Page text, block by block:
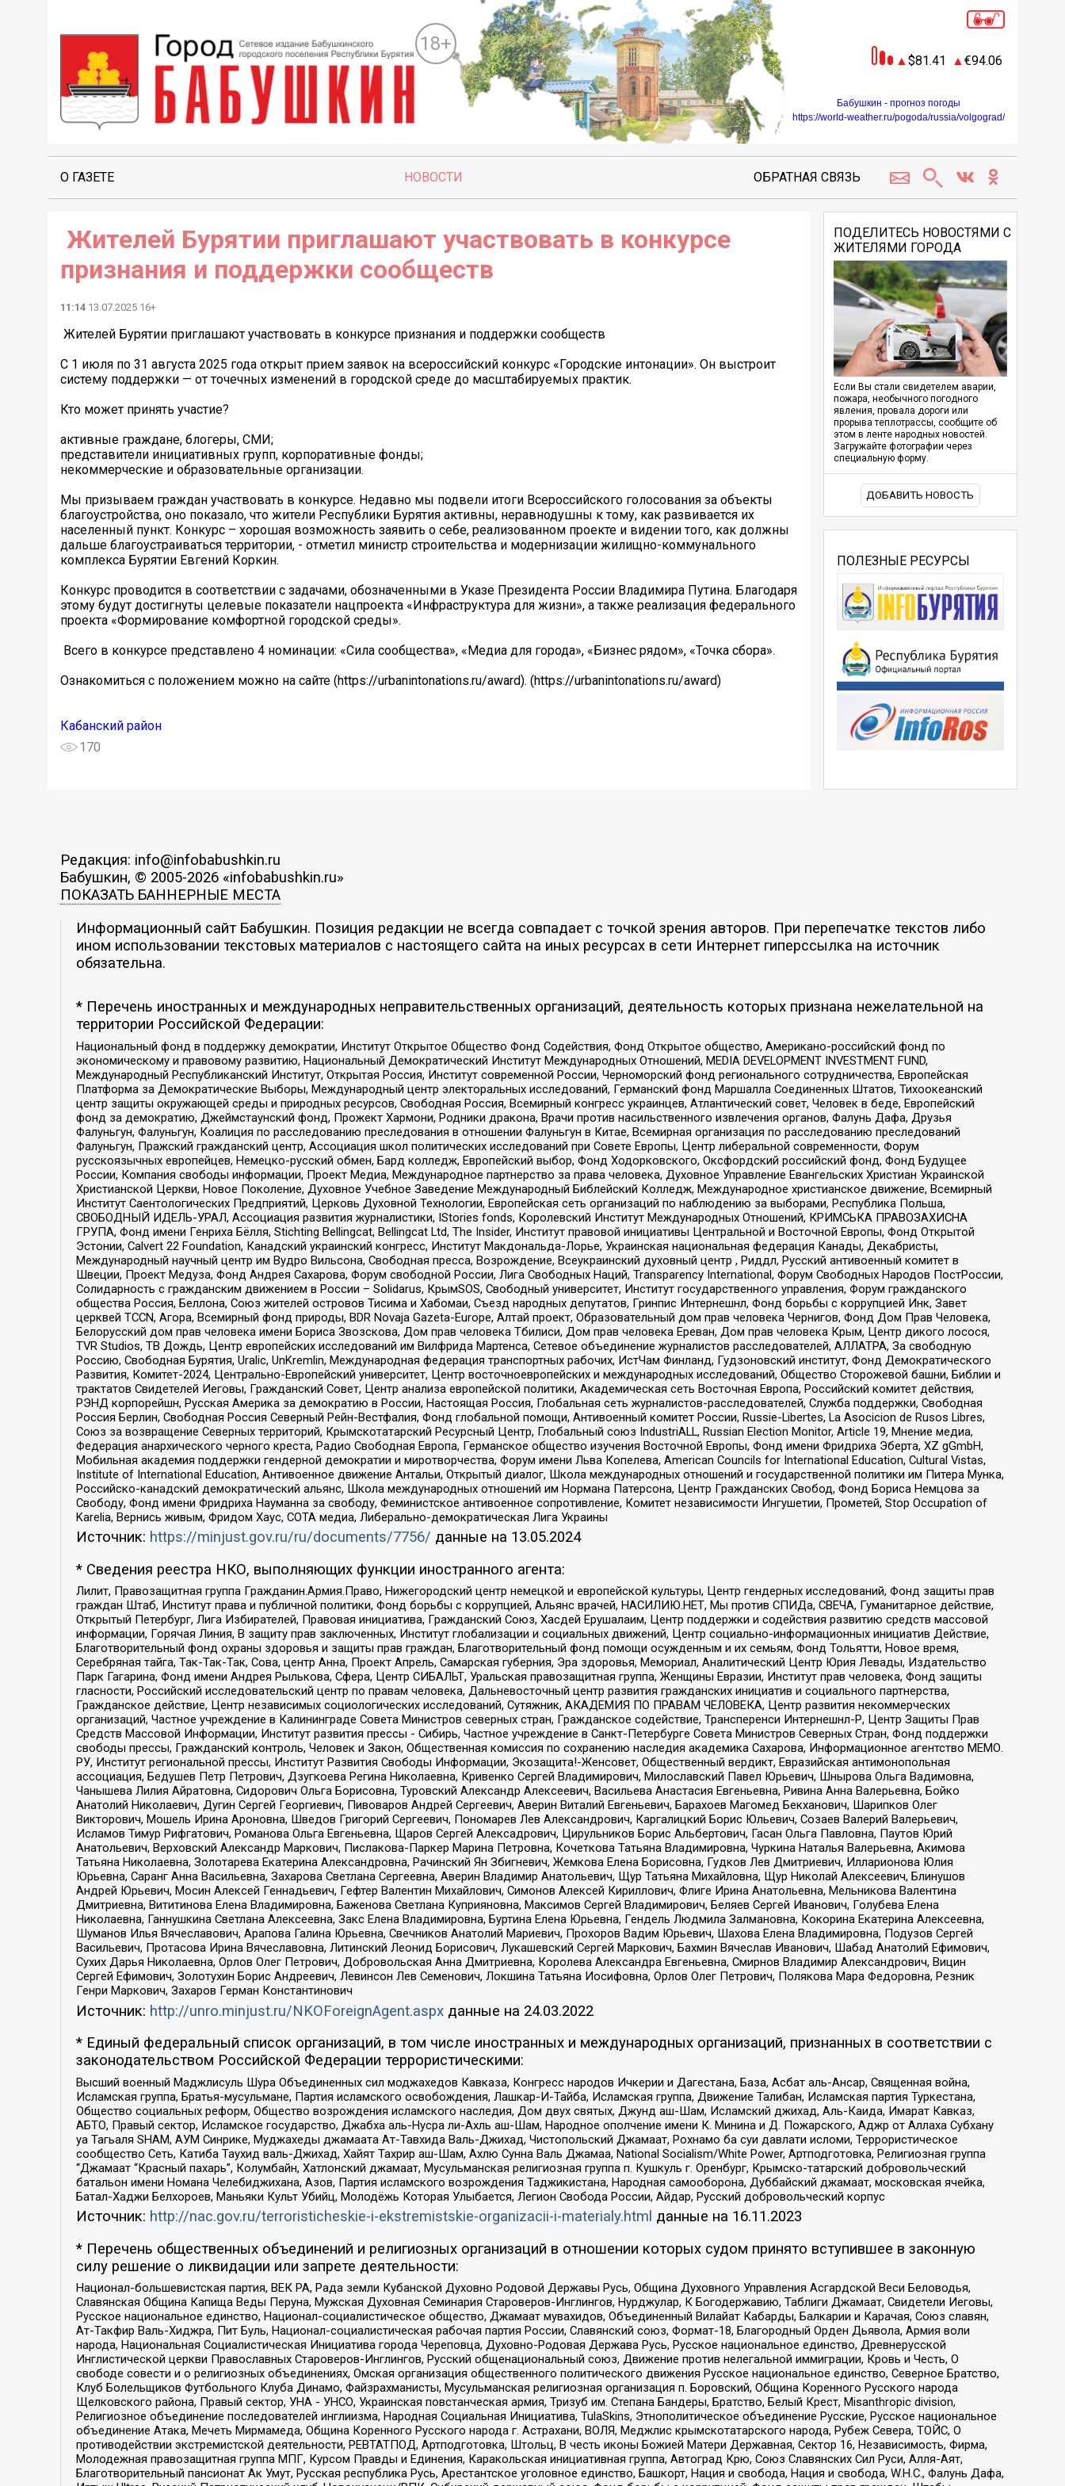
18+
81.41 94.06
Бабушкин - прогноз погоды
https://world-weather.ru/pogoda/russia/volgograd/
О ГАЗЕТЕ НОВОСТИ ОБРАТНАЯ СВЯЗЬ
️ Жителей Бурятии приглашают участвовать в конкурсе
признания и поддержки сообществ
11:14 13.07.2025 16+
️ Жителей Бурятии приглашают участвовать в конкурсе признания и поддержки сообществ
С 1 июля по 31 августа 2025 года открыт прием заявок на всероссийский конкурс «Городские интонации». Он выстроит
систему поддержки — от точечных изменений в городской среде до масштабируемых практик.
Кто может принять участие?
активные граждане, блогеры, СМИ;
представители инициативных групп, корпоративные фонды;
некоммерческие и образовательные организации.
Мы призываем граждан участвовать в конкурсе. Недавно мы подвели итоги Всероссийского голосования за объекты
благоустройства, оно показало, что жители Республики Бурятия активны, неравнодушны к тому, как развивается их
населенный пункт. Конкурс – хорошая возможность заявить о себе, реализованном проекте и видении того, как должны
дальше благоустраиваться территории, - отметил министр строительства и модернизации жилищно-коммунального
комплекса Бурятии Евгений Коркин.
Конкурс проводится в соответствии с задачами, обозначенными в Указе Президента России Владимира Путина. Благодаря
этому будут достигнуты целевые показатели нацпроекта «Инфраструктура для жизни», а также реализация федерального
проекта «Формирование комфортной городской среды».
️ Всего в конкурсе представлено 4 номинации: «Сила сообщества», «Медиа для города», «Бизнес рядом», «Точка сбора».
Ознакомиться с положением можно на сайте (https://urbanintonations.ru/award). (https://urbanintonations.ru/award)
Кабанский район
170
ПОДЕЛИТЕСЬ НОВОСТЯМИ С
ЖИТЕЛЯМИ ГОРОДА
Если Вы стали свидетелем аварии,
пожара, необычного погодного
явления, провала дороги или
прорыва теплотрассы, сообщите об
этом в ленте народных новостей.
Загружайте фотографии через
специальную форму.
ДОБАВИТЬ НОВОСТЬ
ПОЛЕЗНЫЕ РЕСУРСЫ
Редакция: info@infobabushkin.ru
Бабушкин, © 2005-2026 «infobabushkin.ru»
ПОКАЗАТЬ БАННЕРНЫЕ МЕСТА
Информационный сайт Бабушкин. Позиция редакции не всегда совпадает с точкой зрения авторов. При перепечатке текстов либо
ином использовании текстовых материалов с настоящего сайта на иных ресурсах в сети Интернет гиперссылка на источник
обязательна.
* Перечень иностранных и международных неправительственных организаций, деятельность которых признана нежелательной на
территории Российской Федерации:
Национальный фонд в поддержку демократии, Институт Открытое Общество Фонд Содействия, Фонд Открытое общество, Американо-российский фонд по
экономическому и правовому развитию, Национальный Демократический Институт Международных Отношений, MEDIA DEVELOPMENT INVESTMENT FUND,
Международный Республиканский Институт, Открытая Россия, Институт современной России, Черноморский фонд регионального сотрудничества, Европейская
Платформа за Демократические Выборы, Международный центр электоральных исследований, Германский фонд Маршалла Соединенных Штатов, Тихоокеанский
центр защиты окружающей среды и природных ресурсов, Свободная Россия, Всемирный конгресс украинцев, Атлантический совет, Человек в беде, Европейский
фонд за демократию, Джеймстаунский фонд, Прожект Хармони, Родники дракона, Врачи против насильственного извлечения органов, Фалунь Дафа, Друзья
Фалуньгун, Фалуньгун, Коалиция по расследованию преследования в отношении Фалуньгун в Китае, Всемирная организация по расследованию преследований
Фалуньгун, Пражский гражданский центр, Ассоциация школ политических исследований при Совете Европы, Центр либеральной современности, Форум
русскоязычных европейцев, Немецко-русский обмен, Бард колледж, Европейский выбор, Фонд Ходорковского, Оксфордский российский фонд, Фонд Будущее
России, Компания свободы информации, Проект Медиа, Международное партнерство за права человека, Духовное Управление Евангельских Христиан Украинской
Христианской Церкви, Новое Поколение, Духовное Учебное Заведение Международный Библейский Колледж, Международное христианское движение, Всемирный
Институт Саентологических Предприятий, Церковь Духовной Технологии, Европейская сеть организаций по наблюдению за выборами, Республика Польша,
СВОБОДНЫЙ ИДЕЛЬ-УРАЛ, Ассоциация развития журналистики, IStories fonds, Королевский Институт Международных Отношений, КРИМСЬКА ПРАВОЗАХИСНА
ГРУПА, Фонд имени Генриха Бёлля, Stichting Bellingcat, Bellingcat Ltd, The Insider, Институт правовой инициативы Центральной и Восточной Европы, Фонд Открытой
Эстонии, Calvert 22 Foundation, Канадский украинский конгресс, Институт Макдональда-Лорье, Украинская национальная федерация Канады, Декабристы,
Международный научный центр им Вудро Вильсона, Свободная пресса, Возрождение, Всеукраинский духовный центр , Риддл, Русский антивоенный комитет в
Швеции, Проект Медуза, Фонд Андрея Сахарова, Форум свободной России, Лига Свободных Наций, Transparеncy International, Форум Свободных Народов ПостРоссии,
Солидарность с гражданским движением в России – Solidarus, КрымSOS, Свободный университет, Институт государственного управления, Форум гражданского
общества Россия, Беллона, Союз жителей островов Тисима и Хабомаи, Съезд народных депутатов, Гринпис Интернешнл, Фонд борьбы с коррупцией Инк, Завет
церквей TCCN, Агора, Всемирный фонд природы, BDR Novaja Gazeta-Europe, Алтай проект, Образовательный дом прав человека Чернигов, Фонд Дом Прав Человека,
Белорусский дом прав человека имени Бориса Звозскова, Дом прав человека Тбилиси, Дом прав человека Ереван, Дом прав человека Крым, Центр дикого лосося,
TVR Studios, ТВ Дождь, Центр европейских исследований им Вилфрида Мартенса, Сетевое объединение журналистов расследователей, АЛЛАТРА, За свободную
Россию, Свободная Бурятия, Uralic, UnKremlin, Международная федерация транспортных рабочих, ИстЧам Финланд, Гудзоновский институт, Фонд Демократического
Развития, Комитет-2024, Центрально-Европейский университет, Центр восточноевропейских и международных исследований, Общество Сторожевой башни, Библии и
трактатов Свидетелей Иеговы, Гражданский Совет, Центр анализа европейской политики, Академическая сеть Восточная Европа, Российский комитет действия,
РЭНД корпорейшн, Русская Америка за демократию в России, Настоящая Россия, Глобальная сеть журналистов-расследователей, Служба поддержки, Свободная
Россия Берлин, Свободная Россия Северный Рейн-Вестфалия, Фонд глобальной помощи, Антивоенный комитет России, Russie-Libertes, La Asocicion de Rusos Libres,
Союз за возвращение Северных территорий, Крымскотатарский Ресурсный Центр, Глобальный союз IndustriALL, Russian Election Monitor, Article 19, Мнение медиа,
Федерация анархического черного креста, Радио Свободная Европа, Германское общество изучения Восточной Европы, Фонд имени Фридриха Эберта, XZ gGmbH,
Мобильная академия поддержки гендерной демократии и миротворчества, Форум имени Льва Копелева, American Councils for International Education, Cultural Vistas,
Institute of International Education, Антивоенное движение Антальи, Открытый диалог, Школа международных отношений и государственной политики им Питера Мунка,
Российско-канадский демократический альянс, Школа международных отношений им Нормана Патерсона, Центр Гражданских Свобод, Фонд Бориса Немцова за
Свободу, Фонд имени Фридриха Науманна за свободу, Феминистское антивоенное сопротивление, Комитет независимости Ингушетии, Прометей, Stop Occupation of
Karelia, Вернись живым, Фридом Хаус, СОТА медиа, Либерально-демократическая Лига Украины
Источник: https://minjust.gov.ru/ru/documents/7756/ данные на 13.05.2024
* Сведения реестра НКО, выполняющих функции иностранного агента:
Лилит, Правозащитная группа Гражданин.Армия.Право, Нижегородский центр немецкой и европейской культуры, Центр гендерных исследований, Фонд защиты прав
граждан Штаб, Институт права и публичной политики, Фонд борьбы с коррупцией, Альянс врачей, НАСИЛИЮ.НЕТ, Мы против СПИДа, СВЕЧА, Гуманитарное действие,
Открытый Петербург, Лига Избирателей, Правовая инициатива, Гражданский Союз, Хасдей Ерушалаим, Центр поддержки и содействия развитию средств массовой
информации, Горячая Линия, В защиту прав заключенных, Институт глобализации и социальных движений, Центр социально-информационных инициатив Действие,
Благотворительный фонд охраны здоровья и защиты прав граждан, Благотворительный фонд помощи осужденным и их семьям, Фонд Тольятти, Новое время,
Серебряная тайга, Так-Так-Так, Сова, центр Анна, Проект Апрель, Самарская губерния, Эра здоровья, Мемориал, Аналитический Центр Юрия Левады, Издательство
Парк Гагарина, Фонд имени Андрея Рылькова, Сфера, Центр СИБАЛЬТ, Уральская правозащитная группа, Женщины Евразии, Институт прав человека, Фонд защиты
гласности, Российский исследовательский центр по правам человека, Дальневосточный центр развития гражданских инициатив и социального партнерства,
Гражданское действие, Центр независимых социологических исследований, Сутяжник, АКАДЕМИЯ ПО ПРАВАМ ЧЕЛОВЕКА, Центр развития некоммерческих
организаций, Частное учреждение в Калининграде Совета Министров северных стран, Гражданское содействие, Трансперенси Интернешнл-Р, Центр Защиты Прав
Средств Массовой Информации, Институт развития прессы - Сибирь, Частное учреждение в Санкт-Петербурге Совета Министров Северных Стран, Фонд поддержки
свободы прессы, Гражданский контроль, Человек и Закон, Общественная комиссия по сохранению наследия академика Сахарова, Информационное агентство МЕМО.
РУ, Институт региональной прессы, Институт Развития Свободы Информации, Экозащита!-Женсовет, Общественный вердикт, Евразийская антимонопольная
ассоциация, Бедушев Петр Петрович, Дзугкоева Регина Николаевна, Кривенко Сергей Владимирович, Милославский Павел Юрьевич, Шнырова Ольга Вадимовна,
Чанышева Лилия Айратовна, Сидорович Ольга Борисовна, Туровский Александр Алексеевич, Васильева Анастасия Евгеньевна, Ривина Анна Валерьевна, Бойко
Анатолий Николаевич, Дугин Сергей Георгиевич, Пивоваров Андрей Сергеевич, Аверин Виталий Евгеньевич, Барахоев Магомед Бекханович, Шарипков Олег
Викторович, Мошель Ирина Ароновна, Шведов Григорий Сергеевич, Пономарев Лев Александрович, Каргалицкий Борис Юльевич, Созаев Валерий Валерьевич,
Исламов Тимур Рифгатович, Романова Ольга Евгеньевна, Щаров Сергей Алексадрович, Цирульников Борис Альбертович, Гасан Ольга Павловна, Паутов Юрий
Анатольевич, Верховский Александр Маркович, Пислакова-Паркер Марина Петровна, Кочеткова Татьяна Владимировна, Чуркина Наталья Валерьевна, Акимова
Татьяна Николаевна, Золотарева Екатерина Александровна, Рачинский Ян Збигневич, Жемкова Елена Борисовна, Гудков Лев Дмитриевич, Илларионова Юлия
Юрьевна, Саранг Анна Васильевна, Захарова Светлана Сергеевна, Аверин Владимир Анатольевич, Щур Татьяна Михайловна, Щур Николай Алексеевич, Блинушов
Андрей Юрьевич, Мосин Алексей Геннадьевич, Гефтер Валентин Михайлович, Симонов Алексей Кириллович, Флиге Ирина Анатольевна, Мельникова Валентина
Дмитриевна, Вититинова Елена Владимировна, Баженова Светлана Куприяновна, Максимов Сергей Владимирович, Беляев Сергей Иванович, Голубева Елена
Николаевна, Ганнушкина Светлана Алексеевна, Закс Елена Владимировна, Буртина Елена Юрьевна, Гендель Людмила Залмановна, Кокорина Екатерина Алексеевна,
Шуманов Илья Вячеславович, Арапова Галина Юрьевна, Свечников Анатолий Мариевич, Прохоров Вадим Юрьевич, Шахова Елена Владимировна, Подузов Сергей
Васильевич, Протасова Ирина Вячеславовна, Литинский Леонид Борисович, Лукашевский Сергей Маркович, Бахмин Вячеслав Иванович, Шабад Анатолий Ефимович,
Сухих Дарья Николаевна, Орлов Олег Петрович, Добровольская Анна Дмитриевна, Королева Александра Евгеньевна, Смирнов Владимир Александрович, Вицин
Сергей Ефимович, Золотухин Борис Андреевич, Левинсон Лев Семенович, Локшина Татьяна Иосифовна, Орлов Олег Петрович, Полякова Мара Федоровна, Резник
Генри Маркович, Захаров Герман Константинович
Источник: http://unro.minjust.ru/NKOForeignAgent.aspxданные на 24.03.2022
* Единый федеральный список организаций, в том числе иностранных и международных организаций, признанных в соответствии с
законодательством Российской Федерации террористическими:
Высший военный Маджлисуль Шура Объединенных сил моджахедов Кавказа, Конгресс народов Ичкерии и Дагестана, База, Асбат аль-Ансар, Священная война,
Исламская группа, Братья-мусульмане, Партия исламского освобождения, Лашкар-И-Тайба, Исламская группа, Движение Талибан, Исламская партия Туркестана,
Общество социальных реформ, Общество возрождения исламского наследия, Дом двух святых, Джунд аш-Шам, Исламский джихад, Аль-Каида, Имарат Кавказ,
АБТО, Правый сектор, Исламское государство, Джабха аль-Нусра ли-Ахль аш-Шам, Народное ополчение имени К. Минина и Д. Пожарского, Аджр от Аллаха Субхану
уа Тагьаля SHAM, АУМ Синрике, Муджахеды джамаата Ат-Тавхида Валь-Джихад, Чистопольский Джамаат, Рохнамо ба суи давлати исломи, Террористическое
сообщество Сеть, Катиба Таухид валь-Джихад, Хайят Тахрир аш-Шам, Ахлю Сунна Валь Джамаа, National Socialism/White Power, Артподготовка, Религиозная группа
“Джамаат “Красный пахарь”, Колумбайн, Хатлонский джамаат, Мусульманская религиозная группа п. Кушкуль г. Оренбург, Крымско-татарский добровольческий
батальон имени Номана Челебиджихана, Азов, Партия исламского возрождения Таджикистана, Народная самооборона, Дуббайский джамаат, московская ячейка,
Батал-Хаджи Белхороев, Маньяки Культ Убийц, Молодёжь Которая Улыбается, Легион Свобода России, Айдар, Русский добровольческий корпус
Источник: http://nac.gov.ru/terroristicheskie-i-ekstremistskie-organizacii-i-materialy.html данные на 16.11.2023
* Перечень общественных объединений и религиозных организаций в отношении которых судом принято вступившее в законную
силу решение о ликвидации или запрете деятельности:
Национал-большевистская партия, ВЕК РА, Рада земли Кубанской Духовно Родовой Державы Русь, Община Духовного Управления Асгардской Веси Беловодья,
Славянская Община Капища Веды Перуна, Мужская Духовная Семинария Староверов-Инглингов, Нурджулар, К Богодержавию, Таблиги Джамаат, Свидетели Иеговы,
Русское национальное единство, Национал-социалистическое общество, Джамаат мувахидов, Объединенный Вилайат Кабарды, Балкарии и Карачая, Союз славян,
Ат-Такфир Валь-Хиджра, Пит Буль, Национал-социалистическая рабочая партия России, Славянский союз, Формат-18, Благородный Орден Дьявола, Армия воли
народа, Национальная Социалистическая Инициатива города Череповца, Духовно-Родовая Держава Русь, Русское национальное единство, Древнерусской
Инглистической церкви Православных Староверов-Инглингов, Русский общенациональный союз, Движение против нелегальной иммиграции, Кровь и Честь, О
свободе совести и о религиозных объединениях, Омская организация общественного политического движения Русское национальное единство, Северное Братство,
Клуб Болельщиков Футбольного Клуба Динамо, Файзрахманисты, Мусульманская религиозная организация п. Боровский, Община Коренного Русского народа
Щелковского района, Правый сектор, УНА - УНСО, Украинская повстанческая армия, Тризуб им. Степана Бандеры, Братство, Белый Крест, Misanthropic division,
Религиозное объединение последователей инглиизма, Народная Социальная Инициатива, TulaSkins, Этнополитическое объединение Русские, Русское национальное
объединение Атака, Мечеть Мирмамеда, Община Коренного Русского народа г. Астрахани, ВОЛЯ, Меджлис крымскотатарского народа, Рубеж Севера, ТОЙС, О
противодействии экстремистской деятельности, РЕВТАТПОД, Артподготовка, Штольц, В честь иконы Божией Матери Державная, Сектор 16, Независимость, Фирма,
Молодежная правозащитная группа МПГ, Курсом Правды и Единения, Каракольская инициативная группа, Автоград Крю, Союз Славянских Сил Руси, Алля-Аят,
Благотворительный пансионат Ак Умут, Русская республика Русь, Арестантское уголовное единство, Башкорт, Нация и свобода, Нация и свобода, W.H.С., Фалунь Дафа,